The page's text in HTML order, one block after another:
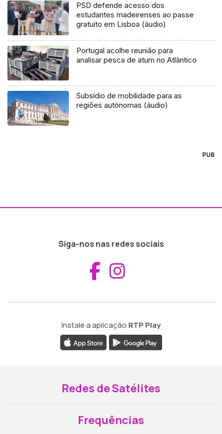
PSD defende acesso dos
estudantes madeirenses ao passe
gratuito em Lisboa (áudio)
Portugal acolhe reunião para
analisar pesca de atum no Atlântico
Subsídio de mobilidade para as
regiões autónomas (áudio)
PUB
Siga-nos nas redes sociais
Aceder ao
Instale a aplicação RTP Play
Redes de Satélites
Frequências